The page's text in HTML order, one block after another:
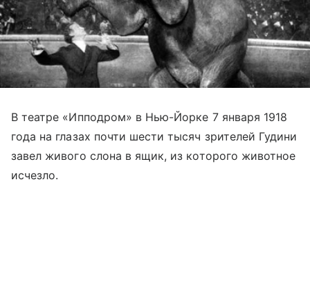
В театре «Ипподром» в Нью-Йорке 7 января 1918
года на глазах почти шести тысяч зрителей Гудини
завел живого слона в ящик, из которого животное
исчезло.